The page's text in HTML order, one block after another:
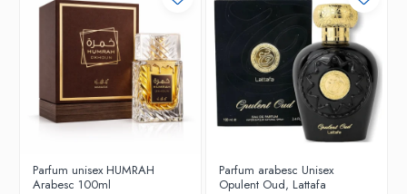
Parfum unisex HUMRAH
Arabesc 100ml
Parfum arabesc Unisex
Opulent Oud, Lattafa